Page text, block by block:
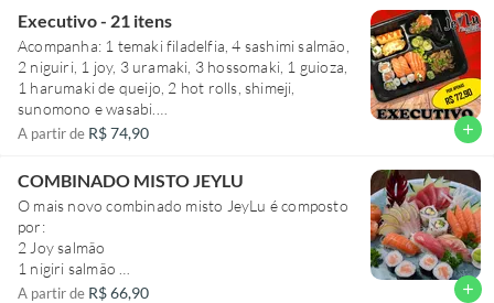
Harumaki grande de banana com chocolate.
+ 1 temaki + 2 guioza + 2 harumaki queijo e 1
shimeji (100g).
Executivo - 21 itens
Acompanha: 1 temaki filadelfia, 4 sashimi salmão,
2 niguiri, 1 joy, 3 uramaki, 3 hossomaki, 1 guioza,
1 harumaki de queijo, 2 hot rolls, shimeji,
sunomono e wasabi.
Acompanha 3 sachês de Shoyu. Se precisar de
compra.
A partir de R$ 74,90 add
COMBINADO MISTO JEYLU
O mais novo combinado misto JeyLu é composto
por:
2 Joy salmão
1 nigiri salmão
1 nigiri atum
A partir de R$ 66,90 add